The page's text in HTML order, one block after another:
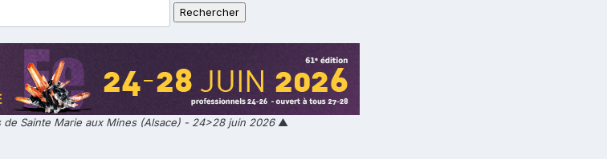
Sainte Marie aux Mines (Alsace) - 24>28 juin 2026▲